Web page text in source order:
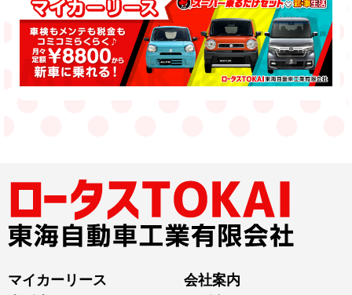
マイカーリース
会社案内